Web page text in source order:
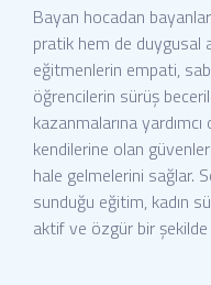
Bayan hocadan
pratik hem de duygusal
eğitmenlerin empati,
öğrencilerin sürüş
kazanmalarına
kendilerine olan
hale gelmelerini sağlar.
sunduğu eğitim, kadın
aktif ve özgür bir şekilde